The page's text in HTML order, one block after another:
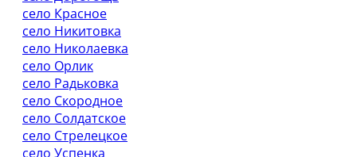
село Красное
село Никитовка
село Николаевка
село Орлик
село Радьковка
село Скородное
село Солдатское
село Стрелецкое
село Успенка